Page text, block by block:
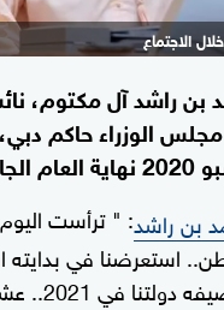
الاجتماع
بن راشد آل مكتوم،
الوزراء حاكم
بن راشد: " ترأست
استعرضنا في بدايته
الأكبر الذي